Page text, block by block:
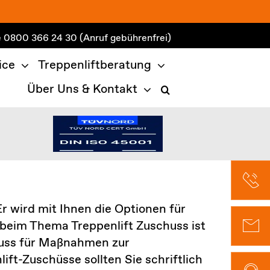
0800 366 24 30 (Anruf gebührenfrei)
Treppenliftberatung
Über Uns & Kontakt
wird mit Ihnen die Optionen für
Thema Treppenlift Zuschuss ist
für Maßnahmen zur
Zuschüsse sollten Sie schriftlich